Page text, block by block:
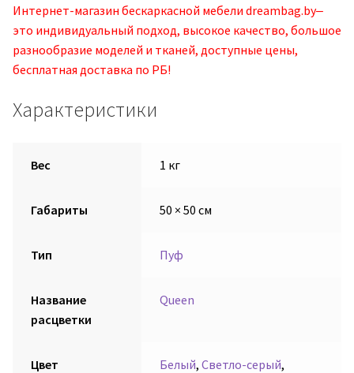
Интернет-магазин бескаркасной мебели dreambag.by‒
это индивидуальный подход, высокое качество, большое
разнообразие моделей и тканей, доступные цены,
бесплатная доставка по РБ!
Характеристики
Вес 1 кг
Габариты 50 × 50 см
Тип Пуф
Название
расцветки
Queen
Цвет Белый, Светло-серый,